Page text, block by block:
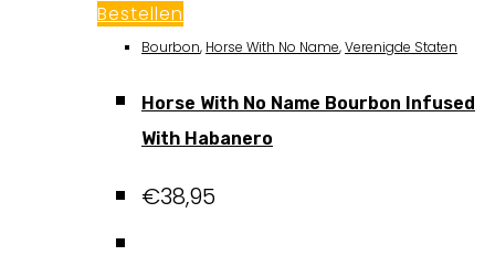
Bestellen
Bourbon, Horse With No Name,Verenigde Staten
Horse With No Name Bourbon Infused
With Habanero
€38,95